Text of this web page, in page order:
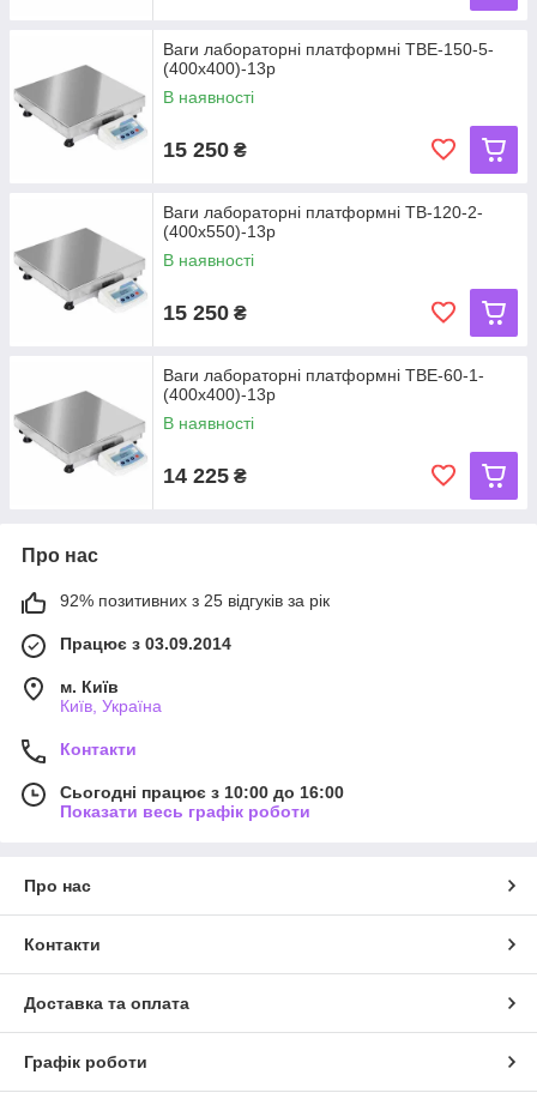
Ваги лабораторні платформні ТВЕ-150-5-
(400х400)-13р
В наявності
15 250 ₴
Ваги лабораторні платформні ТВ-120-2-
(400х550)-13р
В наявності
15 250 ₴
Ваги лабораторні платформні ТВЕ-60-1-
(400х400)-13р
В наявності
14 225 ₴
Про нас
92% позитивних з 25 відгуків за рік
Працює з 03.09.2014
м. Київ
Київ, Україна
Контакти
Сьогодні працює з 10:00 до 16:00
Показати весь графік роботи
Про нас
Контакти
Доставка та оплата
Графік роботи